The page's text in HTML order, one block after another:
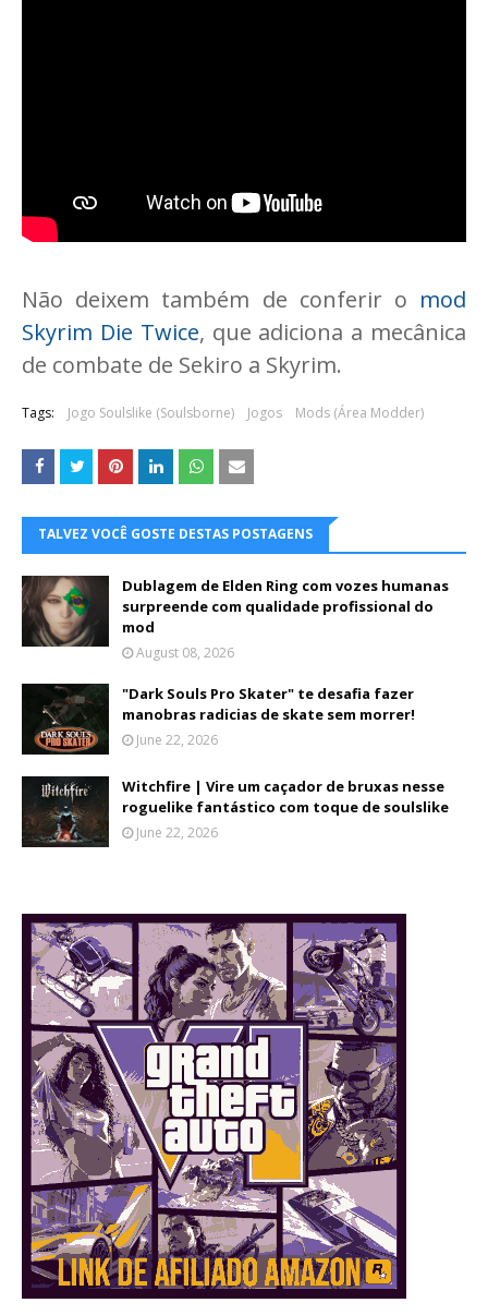
Não deixem também de conferir o mod
Skyrim Die Twice, que adiciona a mecânica
de combate de Sekiro a Skyrim.
Tags: Jogo Soulslike (Soulsborne) Jogos Mods (Área Modder)
TALVEZ VOCÊ GOSTE DESTAS POSTAGENS
Dublagem de Elden Ring com vozes humanas
surpreende com qualidade profissional do
mod
August 08, 2026
"Dark Souls Pro Skater" te desafia fazer
manobras radicias de skate sem morrer!
June 22, 2026
Witchfire | Vire um caçador de bruxas nesse
roguelike fantástico com toque de soulslike
June 22, 2026